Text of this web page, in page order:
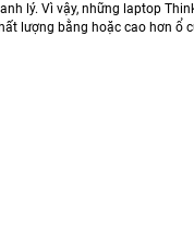
lý. Vì vậy, những laptop
lượng bằng hoặc cao hơn ổ